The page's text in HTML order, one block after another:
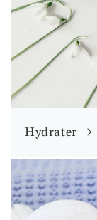
Hydrater